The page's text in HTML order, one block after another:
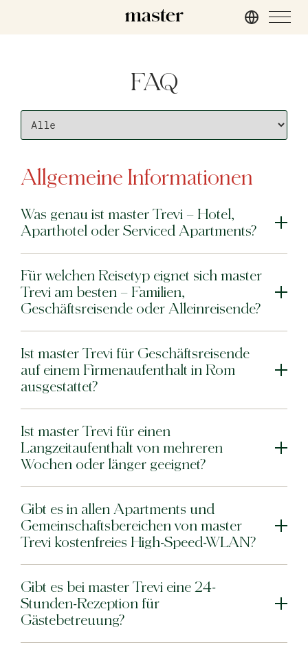
master Mirabell
master St. Paul’s
Rom
Barcelona
master La Rambla
Athen
master Plaka
Warschau
master Wola Neueröffnung
Tel Aviv
Mazeh Tel Aviv
FAQ
Allgemeine Informationen
Was genau ist master Trevi – Hotel,
Aparthotel oder Serviced Apartments?
Für welchen Reisetyp eignet sich master
Trevi am besten – Familien,
Geschäftsreisende oder Alleinreisende?
Ist master Trevi für Geschäftsreisende
auf einem Firmenaufenthalt in Rom
ausgestattet?
Ist master Trevi für einen
Langzeitaufenthalt von mehreren
Wochen oder länger geeignet?
Gibt es in allen Apartments und
Gemeinschaftsbereichen von master
Trevi kostenfreies High-Speed-WLAN?
Gibt es bei master Trevi eine 24-
Stunden-Rezeption für
Gästebetreuung?